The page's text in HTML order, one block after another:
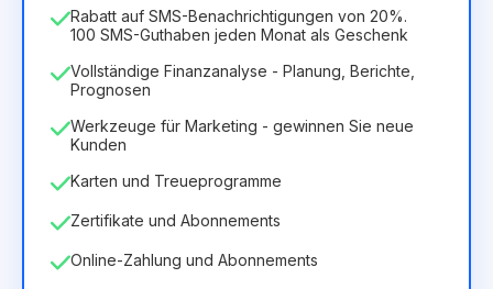
Rabatt auf SMS-Benachrichtigungen von 20%.
100 SMS-Guthaben jeden Monat als Geschenk
Vollständige Finanzanalyse - Planung, Berichte,
Prognosen
Werkzeuge für Marketing - gewinnen Sie neue
Kunden
Karten und Treueprogramme
Zertifikate und Abonnements
Online-Zahlung und Abonnements